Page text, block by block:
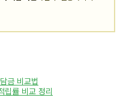
금 비교법
립률 비교 정리